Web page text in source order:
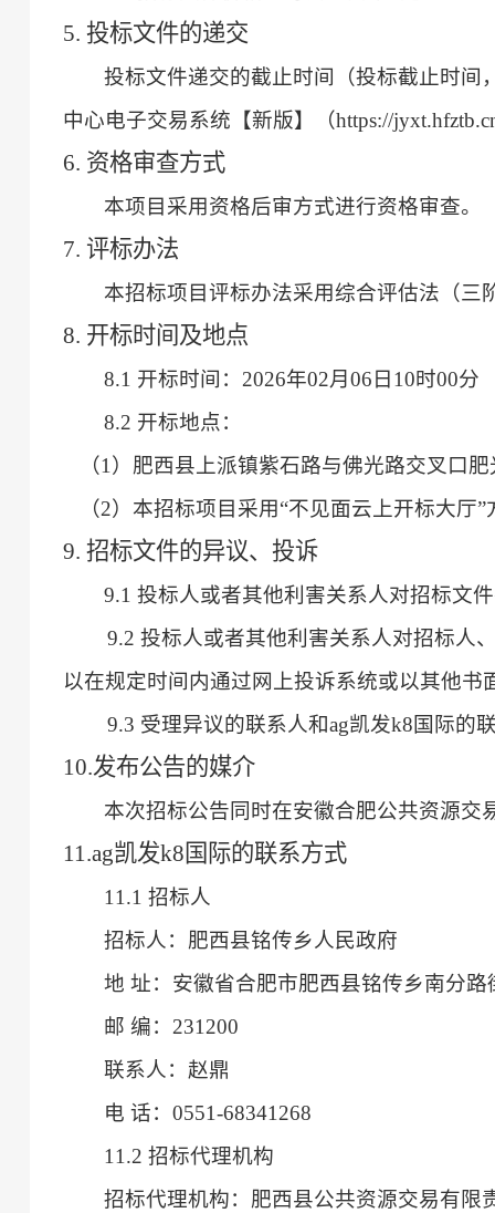
5. 投标文件的递交
投标文件递交的截止时间（投标截止时间
中心电子交易系统【新版】（https://
6. 资格审查方式
本项目采用资格后审方式进行资格审查。
7. 评标办法
本招标项目评标办法采用综合评估法（三
8. 开标时间及地点
8.1 开标时间：2026年02月06日10时00分
8.2 开标地点：
（1）肥西县上派镇紫石路与佛光路交叉口
（2）本招标项目采用“不见面云上开标大厅”
9. 招标文件的异议、投诉
9.1 投标人或者其他利害关系人对招标文
9.2 投标人或者其他利害关系人对招标人、
以在规定时间内通过网上投诉系统或以其他书
9.3 受理异议的联系人和ag凯发k8国际的联
10.发布公告的媒介
本次招标公告同时在安徽合肥公共资源
11.ag凯发k8国际的联系方式
11.1 招标人
招标人：肥西县铭传乡人民政府
地 址：安徽省合肥市肥西县铭传乡南分路
邮 编： 231200
联系人：赵鼎
电 话：0551-68341268
11.2 招标代理机构
招标代理机构：肥西县公共资源交易有限